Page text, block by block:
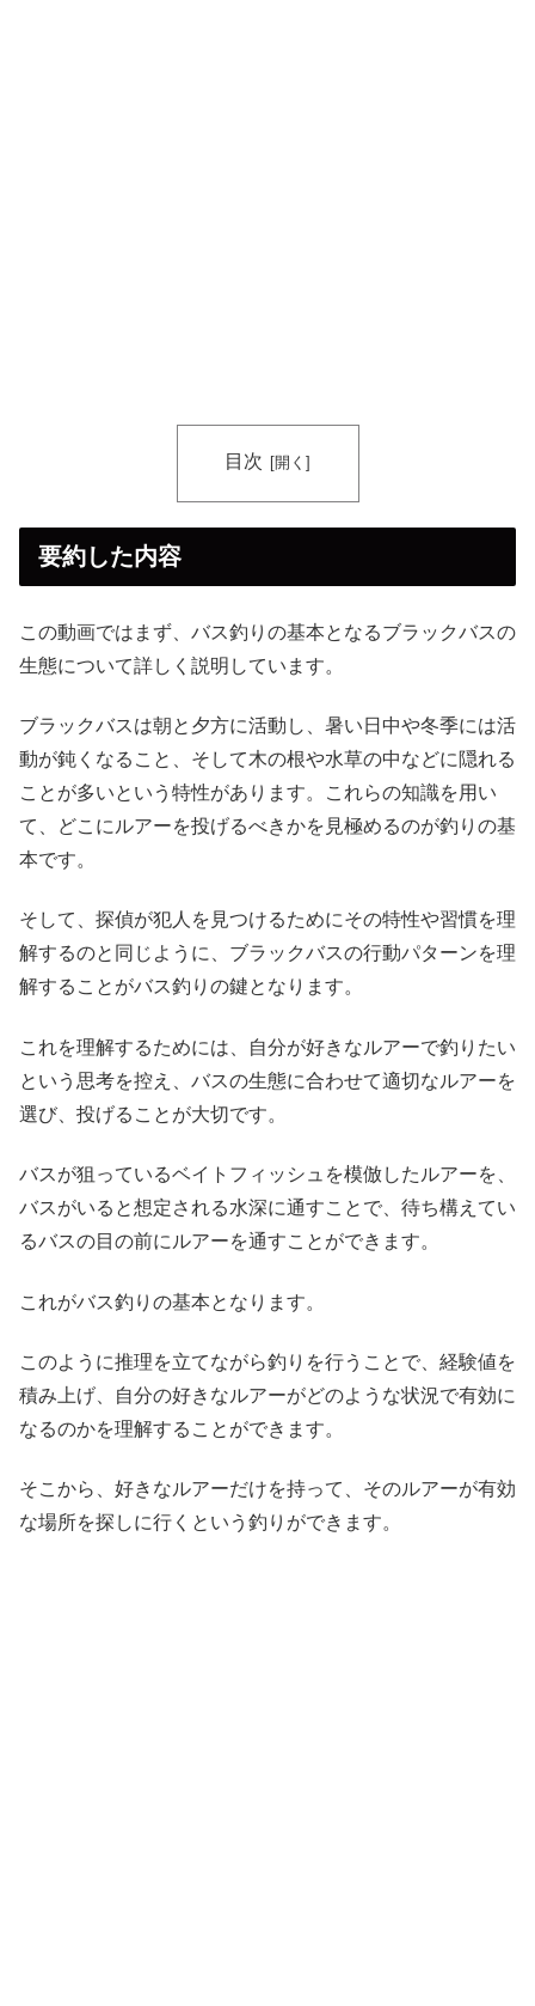
目次
要約した内容
この動画ではまず、バス釣りの基本となるブラックバスの
生態について詳しく説明しています。
ブラックバスは朝と夕方に活動し、暑い日中や冬季には活
動が鈍くなること、そして木の根や水草の中などに隠れる
ことが多いという特性があります。これらの知識を用い
て、どこにルアーを投げるべきかを見極めるのが釣りの基
本です。
そして、探偵が犯人を見つけるためにその特性や習慣を理
解するのと同じように、ブラックバスの行動パターンを理
解することがバス釣りの鍵となります。
これを理解するためには、自分が好きなルアーで釣りたい
という思考を控え、バスの生態に合わせて適切なルアーを
選び、投げることが大切です。
バスが狙っているベイトフィッシュを模倣したルアーを、
バスがいると想定される水深に通すことで、待ち構えてい
るバスの目の前にルアーを通すことができます。
これがバス釣りの基本となります。
このように推理を立てながら釣りを行うことで、経験値を
積み上げ、自分の好きなルアーがどのような状況で有効に
なるのかを理解することができます。
そこから、好きなルアーだけを持って、そのルアーが有効
な場所を探しに行くという釣りができます。